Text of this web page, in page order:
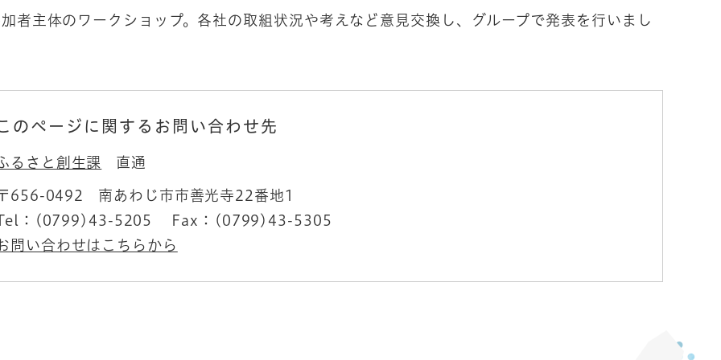
主体のワークショップ。各社の取組状況や考えなど意見交換し、グループで発表を行いまし
のページに関するお問い合わせ先
るさと創生課 直通
656-0492
南あわじ市市善光寺22番地1
：(0799)43-5205
Fax：(0799)43-5305
問い合わせはこちらから